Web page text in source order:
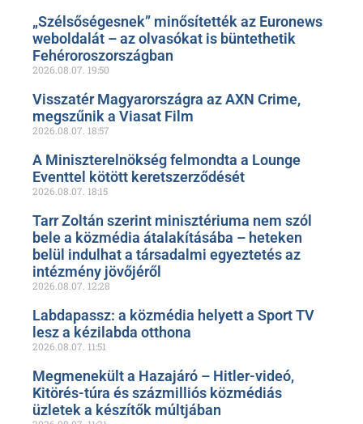
„Szélsőségesnek” minősítették az Euronews
weboldalát – az olvasókat is büntethetik
Fehéroroszországban
2026.08.07. 19:50
Visszatér Magyarországra az AXN Crime,
megszűnik a Viasat Film
2026.08.07. 18:57
A Miniszterelnökség felmondta a Lounge
Eventtel kötött keretszerződését
2026.08.07. 18:15
Tarr Zoltán szerint minisztériuma nem szól
bele a közmédia átalakításába – heteken
belül indulhat a társadalmi egyeztetés az
intézmény jövőjéről
2026.08.07. 12:28
Labdapassz: a közmédia helyett a Sport TV
lesz a kézilabda otthona
2026.08.07. 11:51
Megmenekült a Hazajáró – Hitler-videó,
Kitörés-túra és százmilliós közmédiás
üzletek a készítők múltjában